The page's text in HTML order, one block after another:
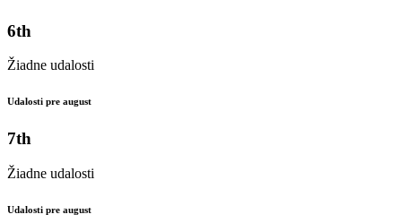
6th
Žiadne udalosti
Udalosti pre august
7th
Žiadne udalosti
Udalosti pre august